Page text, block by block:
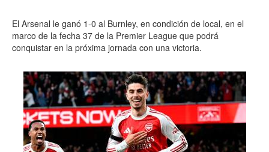
El Arsenal le ganó 1-0 al Burnley, en condición de local, en el
marco de la fecha 37 de la Premier League que podrá
conquistar en la próxima jornada con una victoria.